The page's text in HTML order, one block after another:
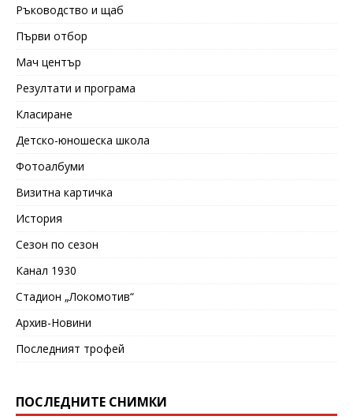
Ръководство и щаб
Първи отбор
Мач център
Резултати и програма
Класиране
Детско-юношеска школа
Фотоалбуми
Визитна картичка
История
Сезон по сезон
Канал 1930
Стадион „Локомотив“
Архив-Новини
Последният трофей
ПОСЛЕДНИТЕ СНИМКИ